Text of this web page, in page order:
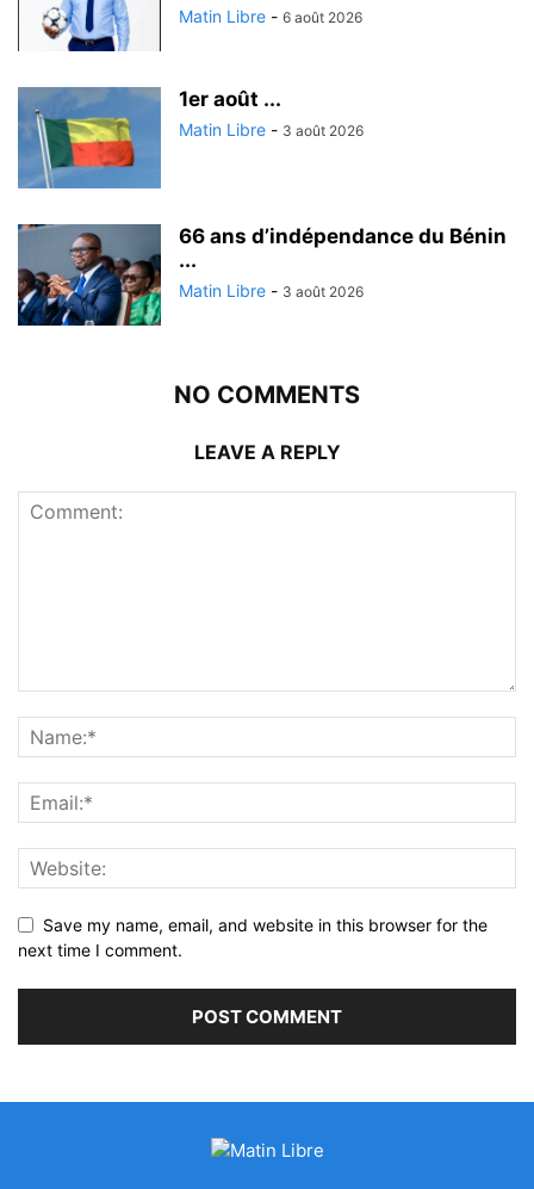
Matin Libre - 6 août 2026
1er août ...
Matin Libre - 3 août 2026
66 ans d’indépendance du Bénin
...
Matin Libre - 3 août 2026
NO COMMENTS
LEAVE A REPLY
Save my name, email, and website in this browser for the
next time I comment.